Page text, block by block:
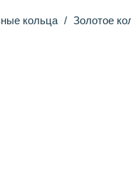
кольца Золотое